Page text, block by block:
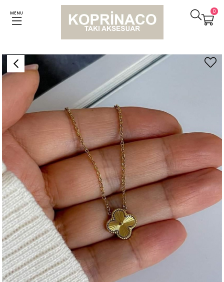
MENU 0
Kolyeler Çelik Minimal Van Cleef Kolye (46 Cm)